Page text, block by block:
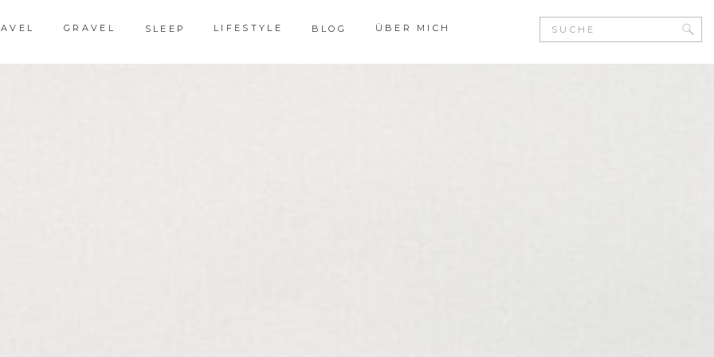
ÜBER MICH
BLOG
SLEEP LIFESTYLE
GRAVEL
Search
for: